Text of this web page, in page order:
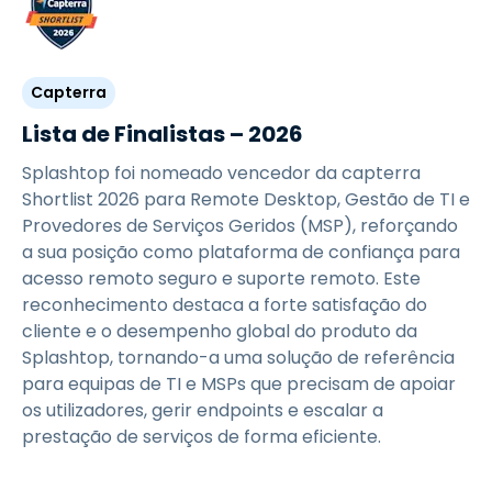
Capterra
Lista de Finalistas – 2026
Splashtop foi nomeado vencedor da capterra
Shortlist 2026 para Remote Desktop, Gestão de TI e
Provedores de Serviços Geridos (MSP), reforçando
a sua posição como plataforma de confiança para
acesso remoto seguro e suporte remoto. Este
reconhecimento destaca a forte satisfação do
cliente e o desempenho global do produto da
Splashtop, tornando-a uma solução de referência
para equipas de TI e MSPs que precisam de apoiar
os utilizadores, gerir endpoints e escalar a
prestação de serviços de forma eficiente.